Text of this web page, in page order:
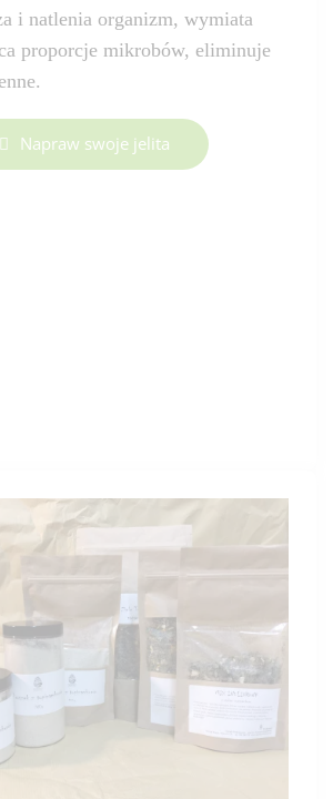
i natlenia organizm, wymiata
proporcje mikrobów, eliminuje
Napraw swoje jelita